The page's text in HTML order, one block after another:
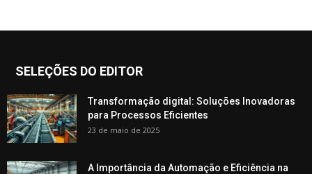
SELEÇÕES DO EDITOR
Transformação digital: Soluções Inovadoras
para Processos Eficientes
23 de maio de 2025
A Importância da Automação e Eficiência na